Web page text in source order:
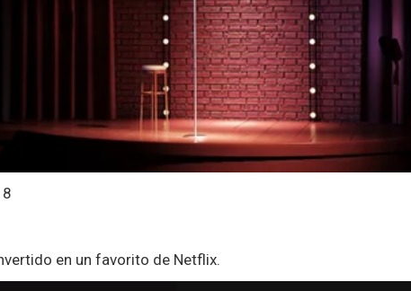
en un favorito de Netflix.